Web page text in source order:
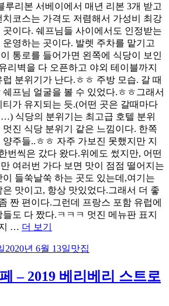
루리본 서베이에서 매년 리본 3개 받고
코스는 가격도 저렴해서 가성비 최강
이다. 쉐프님들 사이에서도 인정받는
영하는 곳이다. 발렛 주차를 맡기고
통로를 들어가면 왼쪽에 식당이 보인
리벽을 다 오픈하고 야외 테이블까지
분위기가 난다.ㅎㅎ 주방 모습. 갈 때
프님 얼굴을 볼 수 있었다.ㅎㅎ그래서
가 유지되는 듯.(어떤 곳은 갈때마다
식당의 분위기는 최고급 호텔 분위
진 식당 분위기 같은 느낌이다. 한쪽
주들..ㅎㅎ 자주 가보진 못했지만 지
번씩은 갔다 왔다.위에도 썼지만, 어떤
여러번 가다 보면 맛이 점점 떨어지는
들쑥날쑥 하는 곳도 있는데,여기는
맛이고, 항상 맛있었다.그래서 더 좋
짠 편이다.그런데 프랑스 포함 유럽에
도 다 짰다.ㅋㅋㅋ 멋진 메뉴판 표지
지 … 더 보기
쁘
뒤
2020년 6월 13일카
고
리
맛집
– 2019 베리베리 스트로